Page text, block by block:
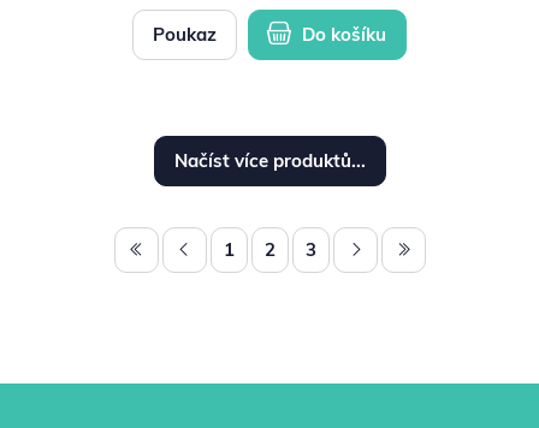
Poukaz Do košíku
Načíst více produktů...
1 2 3